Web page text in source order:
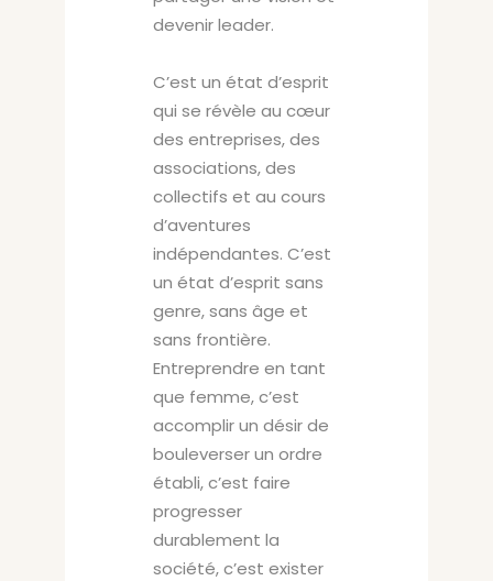
devenir leader.
C’est un état d’esprit
qui se révèle au cœur
des entreprises, des
associations, des
collectifs et au cours
d’aventures
indépendantes. C’est
un état d’esprit sans
genre, sans âge et
sans frontière.
Entreprendre en tant
que femme, c’est
accomplir un désir de
bouleverser un ordre
établi, c’est faire
progresser
durablement la
société, c’est exister